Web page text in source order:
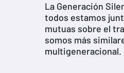
La Generación
todos estamos
mutuas sobre el
somos más
multigeneracional.